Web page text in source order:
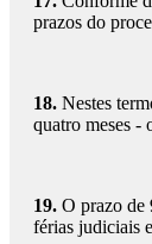
prazos do
18. Nestes
quatro meses -
19. O prazo de
férias judiciais